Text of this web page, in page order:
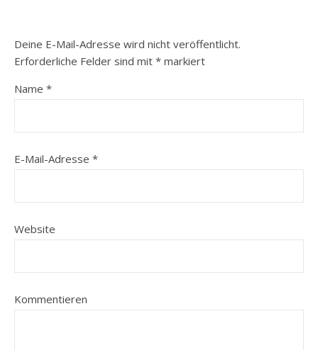
Deine E-Mail-Adresse wird nicht veröffentlicht.
Erforderliche Felder sind mit * markiert
Name *
E-Mail-Adresse *
Website
Kommentieren